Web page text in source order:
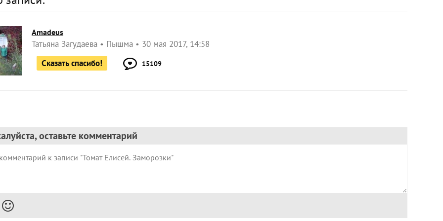
Amadeus
Татьяна Загудаева Пышма
30 мая 2017, 14:58
Сказать спасибо!
15109
оставьте комментарий